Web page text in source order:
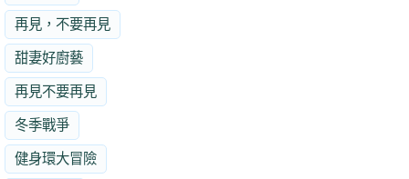
再見，不要再見
甜妻好廚藝
再見不要再見
冬季戰爭
健身環大冒險